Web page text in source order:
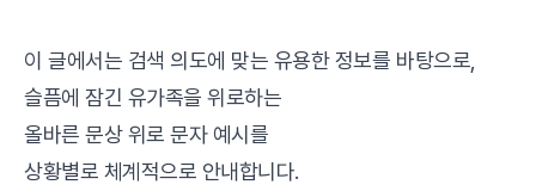
이 글에서는 검색 의도에 맞는 유용한 정보를 바탕으로,
슬픔에 잠긴 유가족을 위로하는
올바른 문상 위로 문자 예시를
상황별로 체계적으로 안내합니다.